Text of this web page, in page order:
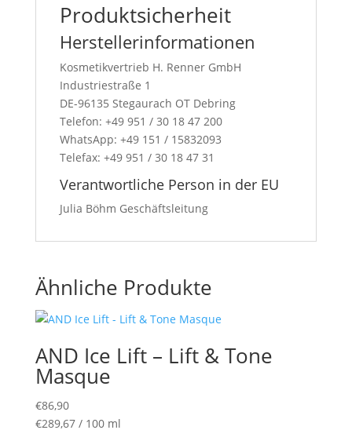
Produktsicherheit
Herstellerinformationen
Kosmetikvertrieb H. Renner GmbH
Industriestraße 1
DE-96135 Stegaurach OT Debring
Telefon: +49 951 / 30 18 47 200
WhatsApp: +49 151 / 15832093
Telefax: +49 951 / 30 18 47 31
Verantwortliche Person in der EU
Julia Böhm Geschäftsleitung
Ähnliche Produkte
AND Ice Lift – Lift & Tone
Masque
€86,90
€289,67/ 100 ml